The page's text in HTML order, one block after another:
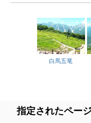
白馬五竜